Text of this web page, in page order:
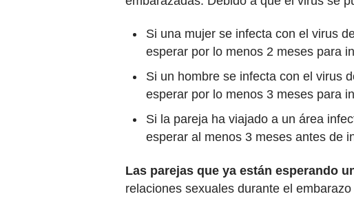
Si una mujer se infecta con el virus
esperar por lo menos 2 meses para
Si un hombre se infecta con el virus
esperar por lo menos 3 meses para
Si la pareja ha viajado a un área
esperar al menos 3 meses antes de
Las parejas que ya están esperando
relaciones sexuales durante el